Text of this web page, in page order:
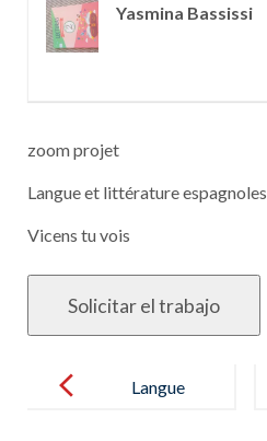
Yasmina Bassissi
zoom projet
Langue et littérature espagnoles
Vicens tu vois
navigation
Langue